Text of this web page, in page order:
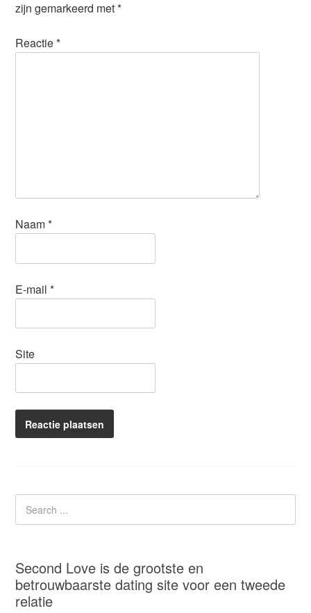
zijn gemarkeerd met*
Reactie*
Naam*
E-mail*
Site
Second Love is de grootste en
betrouwbaarste dating site voor een tweede
relatie